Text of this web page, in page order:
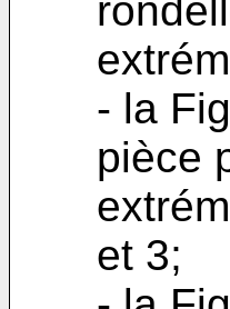
- la
pièce
et 3;